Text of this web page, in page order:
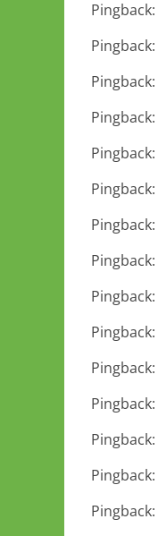
Pingback:
Pingback:
Pingback:
Pingback:
Pingback:
Pingback:
Pingback:
Pingback:
Pingback:
Pingback:
Pingback:
Pingback:
Pingback:
Pingback:
Pingback: